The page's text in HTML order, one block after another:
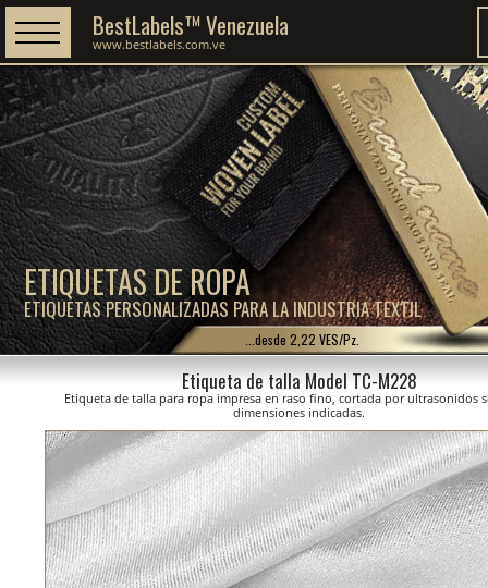
ETIQUETAS DE ROPA
ETIQUETAS PERSONALIZADAS PARA LA INDUSTRIA TEXTIL
BestLabels™ Venezuela
www.bestlabels.com.ve
...desde 2,22 VES/Pz.
Etiqueta de talla Model TC-M228
Etiqueta de talla para ropa impresa en raso fino, cortada por ultrasonidos
dimensiones indicadas.